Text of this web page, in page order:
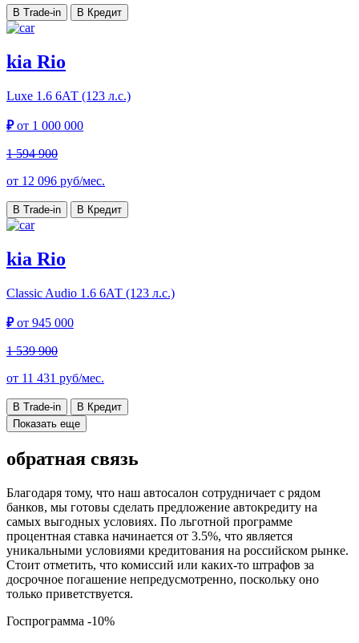
В Trade-in В Кредит
kia Rio
Luxe 1.6 6АТ (123 л.с.)
₽от 1 000 000
1 594 900
от 12 096 руб/мес.
В Trade-in В Кредит
kia Rio
Classic Audio 1.6 6АТ (123 л.с.)
₽от 945 000
1 539 900
от 11 431 руб/мес.
В Trade-in
В Кредит
Показать еще
обратная связь
Благодаря тому, что наш автосалон сотрудничает с рядом
банков, мы готовы сделать предложение автокредиту на
самых выгодных условиях. По льготной программе
процентная ставка начинается от 3.5%, что является
уникальными условиями кредитования на российском рынке.
Стоит отметить, что комиссий или каких-то штрафов за
досрочное погашение непредусмотренно, поскольку оно
только приветствуется.
Госпрограмма -10%